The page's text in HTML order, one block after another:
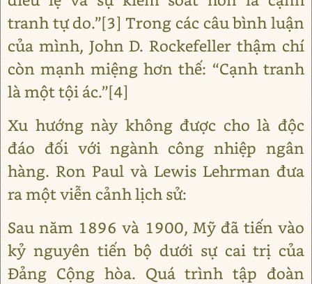
tranh tự do.”[3] Trong các câu bình luận
của mình, John D. Rockefeller thậm chí
còn mạnh miệng hơn thế: “Cạnh tranh
là một tội ác.”[4]
Xu hướng này không được cho là độc
đáo đối với ngành công nhiệp ngân
hàng. Ron Paul và Lewis Lehrman đưa
ra một viễn cảnh lịch sử:
Sau năm 1896 và 1900, Mỹ đã tiến vào
kỷ nguyên tiến bộ dưới sự cai trị của
Đảng Cộng hòa. Quá trình tập đoàn